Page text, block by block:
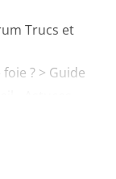
Trucs et
? > Guide
- Astuces